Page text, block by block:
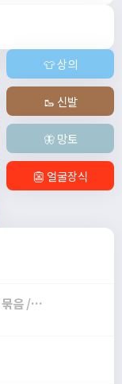
👕 상의
🥾 신발
🦋 망토
👺 얼굴장식
음 /